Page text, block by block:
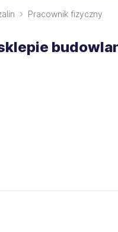
Pracownik fizyczny